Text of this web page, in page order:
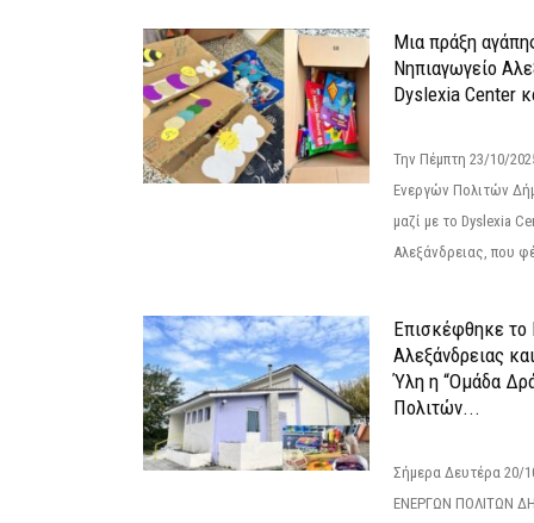
Μια πράξη
Νηπιαγωγείο
Dyslexia Center
Την Πέμπτη 23/10/
Ενεργών Πολιτών
μαζί με το Dyslexia
Αλεξάνδρειας, που
Επισκέφθηκε το
Αλεξάνδρειας
Ύλη η “Ομάδα
Πολιτών...
Σήμερα Δευτέρα
ΕΝΕΡΓΩΝ ΠΟΛΙΤΩΝ